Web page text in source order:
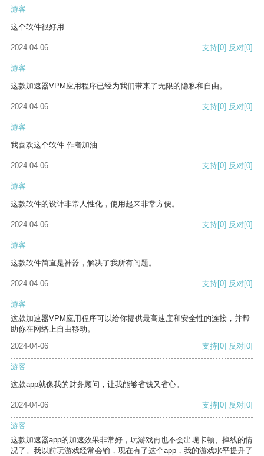
游客
这个软件很好用
2024-04-06 支持[0] 反对[0]
游客
这款加速器VPM应用程序已经为我们带来了无限的隐私和自由。
2024-04-06 支持[0] 反对[0]
游客
我喜欢这个软件 作者加油
2024-04-06 支持[0] 反对[0]
游客
这款软件的设计非常人性化，使用起来非常方便。
2024-04-06 支持[0] 反对[0]
游客
这款软件简直是神器，解决了我所有问题。
2024-04-06 支持[0] 反对[0]
游客
这款加速器VPM应用程序可以给你提供最高速度和安全性的连接，并帮
助你在网络上自由移动。
2024-04-06
支持[0] 反对[0]
游客
这款app就像我的财务顾问，让我能够省钱又省心。
2024-04-06 支持[0] 反对[0]
游客
这款加速器app的加速效果非常好，玩游戏再也不会出现卡顿、掉线的情
况了。我以前玩游戏经常会输，现在有了这个app，我的游戏水平提升了